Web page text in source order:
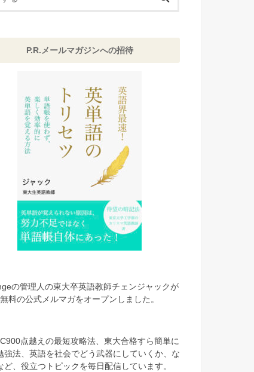
P.R.メールマガジンへの招待
の管理人の東大卒英語教師チェンジャックが
無料の公式メルマガをオープンしました。
点越えの最短攻略法、東大合格すら簡単に
強法、英語を社会でどう武器にしていくか、な
ど、役立つトピックを毎日配信しています。